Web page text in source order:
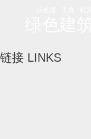
链接 LINKS